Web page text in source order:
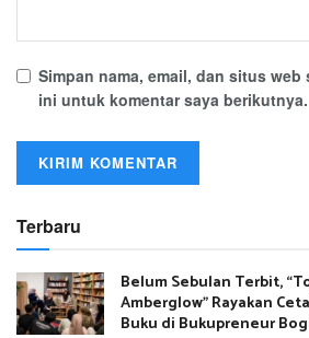
Simpan nama, email, dan situs web
ini untuk komentar saya berikutnya.
Terbaru
Belum Sebulan Terbit,
Amberglow” Rayakan
Buku di Bukupreneur